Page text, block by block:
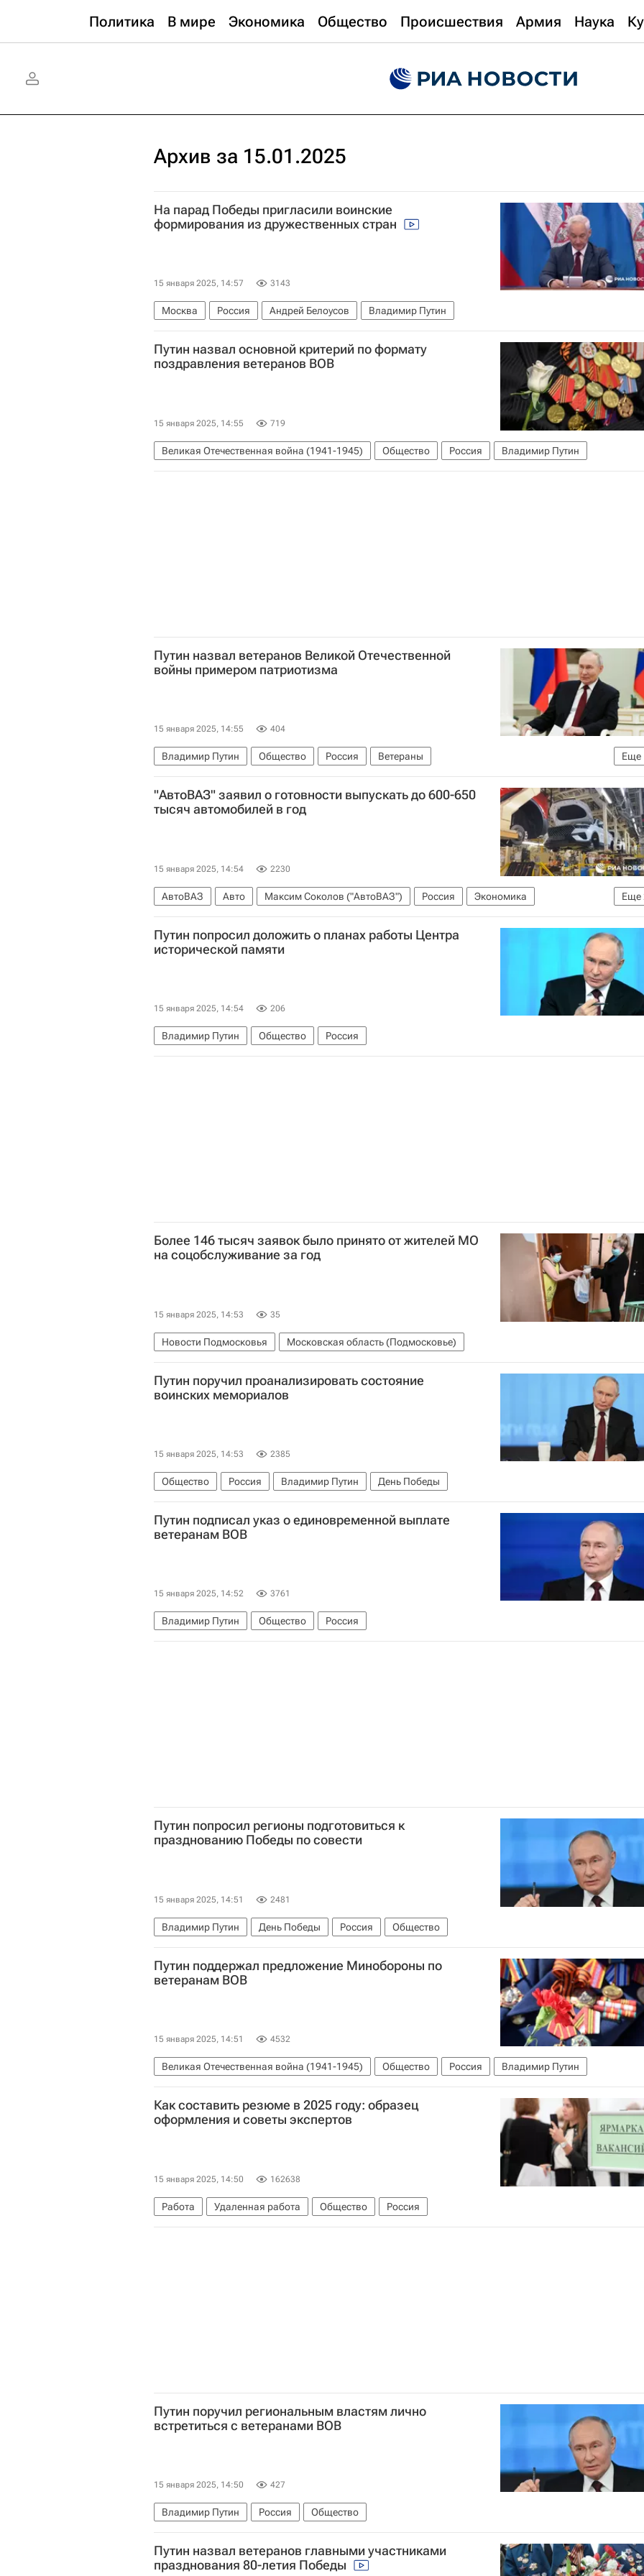
Политика В мире Экономика Общество Происшествия Армия Наука
Архив за 15.01.2025
На парад Победы пригласили воинские
формирования из дружественных стран
15 января 2025, 14:57 3143
Москва Россия Андрей Белоусов Владимир Путин
Путин назвал основной критерий по формату
поздравления ветеранов ВОВ
15 января 2025, 14:55 719
Великая Отечественная война (1941-1945) Общество Россия Владимир Путин
Путин назвал ветеранов Великой Отечественной
войны примером патриотизма
15 января 2025, 14:55 404
Еще
Владимир Путин Общество Россия
Ветераны
Великая Отечественная война (1941-1945)
"АвтоВАЗ" заявил о готовности выпускать до 600-650
тысяч автомобилей в год
15 января 2025, 14:54 2230
Еще
АвтоВАЗ Авто Максим Соколов ("АвтоВАЗ") Россия
Экономика
Максим Соколов
Lada Vesta
Путин попросил доложить о планах работы Центра
исторической памяти
15 января 2025, 14:54 206
Владимир Путин Общество Россия
Более 146 тысяч заявок было принято от жителей МО
на соцобслуживание за год
15 января 2025, 14:53 35
Новости Подмосковья Московская область (Подмосковье)
Путин поручил проанализировать состояние
воинских мемориалов
15 января 2025, 14:53 2385
Общество Россия Владимир Путин День Победы
Путин подписал указ о единовременной выплате
ветеранам ВОВ
15 января 2025, 14:52 3761
Владимир Путин Общество Россия
Путин попросил регионы подготовиться к
празднованию Победы по совести
15 января 2025, 14:51 2481
Владимир Путин День Победы Россия Общество
Путин поддержал предложение Минобороны по
ветеранам ВОВ
15 января 2025, 14:51 4532
Великая Отечественная война (1941-1945) Общество Россия Владимир Путин
Как составить резюме в 2025 году: образец
оформления и советы экспертов
15 января 2025, 14:50 162638
Работа Удаленная работа Общество Россия
Путин поручил региональным властям лично
встретиться с ветеранами ВОВ
15 января 2025, 14:50 427
Владимир Путин Россия Общество
Путин назвал ветеранов главными участниками
празднования 80-летия Победы